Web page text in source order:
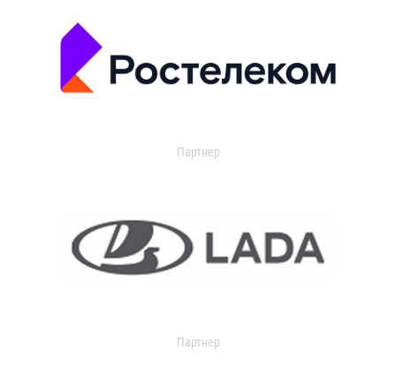
Партнер
Партнер